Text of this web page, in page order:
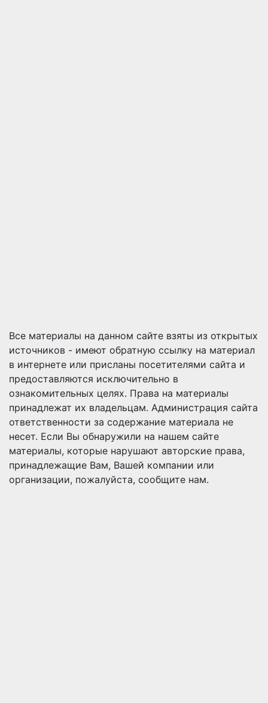
Все материалы на данном сайте взяты из открытых
источников - имеют обратную ссылку на материал
в интернете или присланы посетителями сайта и
предоставляются исключительно в
ознакомительных целях. Права на материалы
принадлежат их владельцам. Администрация сайта
ответственности за содержание материала не
несет. Если Вы обнаружили на нашем сайте
материалы, которые нарушают авторские права,
принадлежащие Вам, Вашей компании или
организации, пожалуйста, сообщите нам.